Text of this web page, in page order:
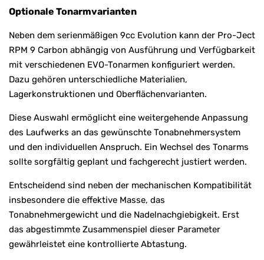
Optionale Tonarmvarianten
Neben dem serienmäßigen 9cc Evolution kann der Pro-Ject
RPM 9 Carbon abhängig von Ausführung und Verfügbarkeit
mit verschiedenen EVO-Tonarmen konfiguriert werden.
Dazu gehören unterschiedliche Materialien,
Lagerkonstruktionen und Oberflächenvarianten.
Diese Auswahl ermöglicht eine weitergehende Anpassung
des Laufwerks an das gewünschte Tonabnehmersystem
und den individuellen Anspruch. Ein Wechsel des Tonarms
sollte sorgfältig geplant und fachgerecht justiert werden.
Entscheidend sind neben der mechanischen Kompatibilität
insbesondere die effektive Masse, das
Tonabnehmergewicht und die Nadelnachgiebigkeit. Erst
das abgestimmte Zusammenspiel dieser Parameter
gewährleistet eine kontrollierte Abtastung.